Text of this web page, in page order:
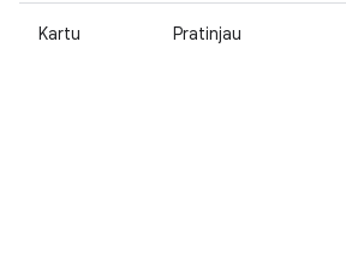
Kartu Pratinjau